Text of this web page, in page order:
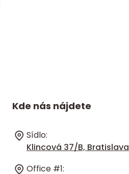
Kde nás nájdete
Sídlo:
Klincová 37/B, Bratislava
Office #1: